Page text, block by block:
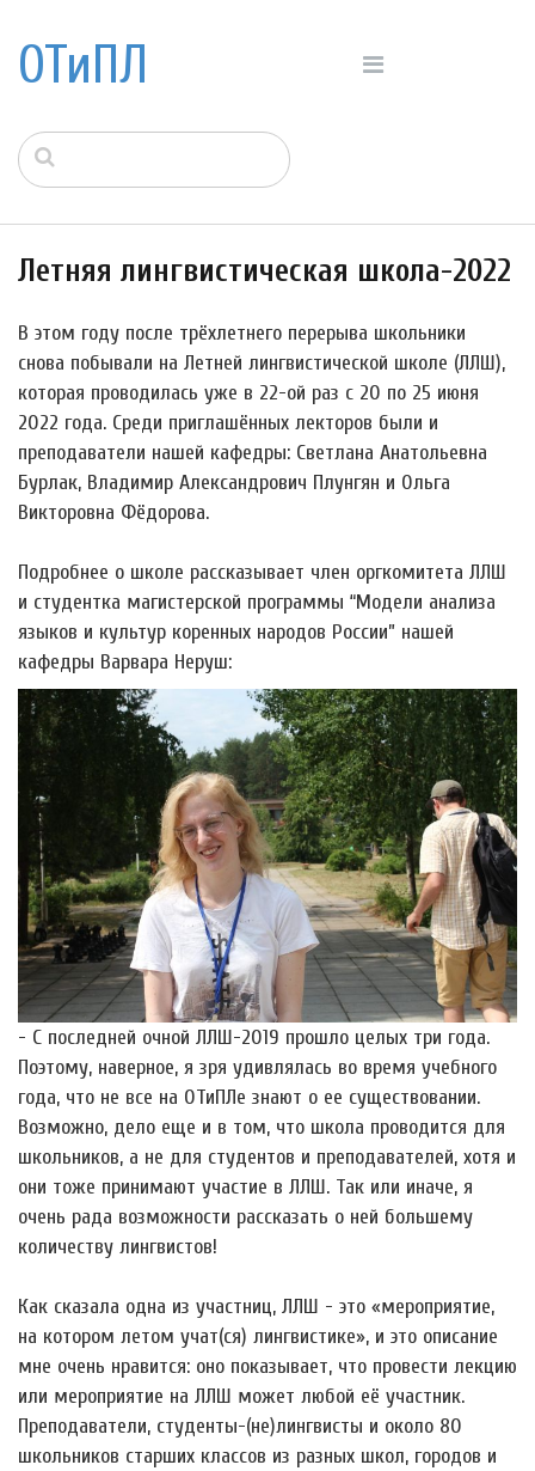
ОТиПЛ
Летняя лингвистическая школа-2022
В этом году после трёхлетнего перерыва школьники
снова побывали на Летней лингвистической школе (ЛЛШ),
которая проводилась уже в 22-ой раз с 20 по 25 июня
2022 года. Среди приглашённых лекторов были и
преподаватели нашей кафедры: Светлана Анатольевна
Бурлак, Владимир Александрович Плунгян и Ольга
Викторовна Фёдорова.
Подробнее о школе рассказывает член оргкомитета ЛЛШ
и студентка магистерской программы “Модели анализа
языков и культур коренных народов России” нашей
кафедры Варвара Неруш:
- С последней очной ЛЛШ-2019 прошло целых три года.
Поэтому, наверное, я зря удивлялась во время учебного
года, что не все на ОТиПЛе знают о ее существовании.
Возможно, дело еще и в том, что школа проводится для
школьников, а не для студентов и преподавателей, хотя и
они тоже принимают участие в ЛЛШ. Так или иначе, я
очень рада возможности рассказать о ней большему
количеству лингвистов!
Как сказала одна из участниц, ЛЛШ - это «мероприятие,
на котором летом учат(ся) лингвистике», и это описание
мне очень нравится: оно показывает, что провести лекцию
или мероприятие на ЛЛШ может любой её участник.
Преподаватели, студенты-(не)лингвисты и около 80
школьников старших классов из разных школ, городов и